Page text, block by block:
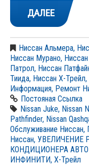
ДАЛЕЕ
Ниссан Альмера,
Ниссан Мурано,
Патрол, Ниссан
Тиида, Ниссан Х-Трейл,
Информация, Ремонт
Постояная Ссылка
Nissan Juke, Nissan
Pathfinder, Nissan
Обслуживание Ниссан,
Ниссан, УВЕЛИЧЕНИЕ
КОНДИЦИОНЕРА
ИНФИНИТИ, Х-Трейл